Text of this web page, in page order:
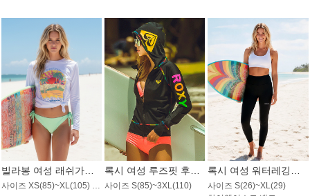
사이즈 S(85)~3XL(110)
사이즈 S(26)~XL(29)